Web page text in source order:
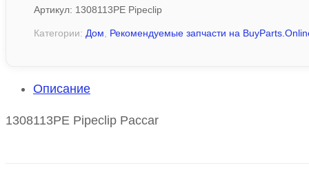
Артикул: 1308113PE Pipeclip
Категории: Дом, Рекомендуемые запчасти на
Описание
1308113PE Pipeclip Paccar